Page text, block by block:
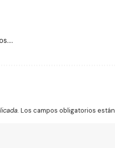
Los campos obligatorios